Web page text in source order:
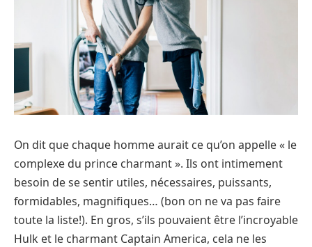
On dit que chaque homme aurait ce qu’on appelle « le
complexe du prince charmant ». Ils ont intimement
besoin de se sentir utiles, nécessaires, puissants,
formidables, magnifiques… (bon on ne va pas faire
toute la liste!). En gros, s’ils pouvaient être l’incroyable
Hulk et le charmant Captain America, cela ne les